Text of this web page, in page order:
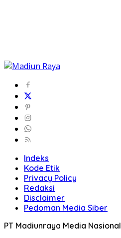
Indeks
Kode Etik
Privacy Policy
Redaksi
Disclaimer
Pedoman Media Siber
PT Madiunraya Media Nasional